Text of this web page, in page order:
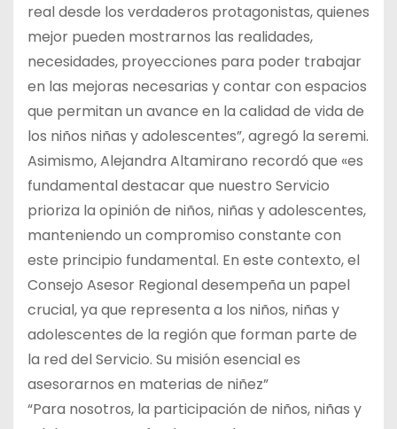
real desde los verdaderos protagonistas, quienes
mejor pueden mostrarnos las realidades,
necesidades, proyecciones para poder trabajar
en las mejoras necesarias y contar con espacios
que permitan un avance en la calidad de vida de
los niños niñas y adolescentes”, agregó la seremi.
Asimismo, Alejandra Altamirano recordó que «es
fundamental destacar que nuestro Servicio
prioriza la opinión de niños, niñas y adolescentes,
manteniendo un compromiso constante con
este principio fundamental. En este contexto, el
Consejo Asesor Regional desempeña un papel
crucial, ya que representa a los niños, niñas y
adolescentes de la región que forman parte de
la red del Servicio. Su misión esencial es
asesorarnos en materias de niñez”
“Para nosotros, la participación de niños, niñas y